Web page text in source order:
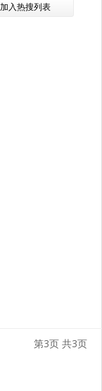
加入热搜列表
第3页 共3页